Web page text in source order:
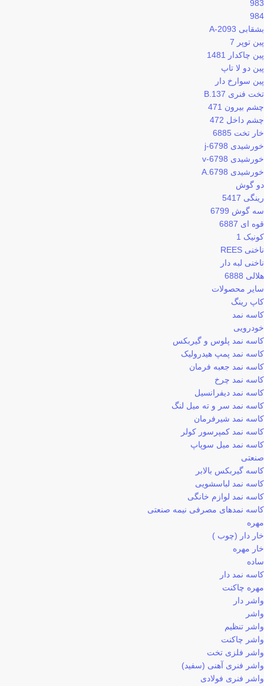
983
984
بشقابی 2093-A
پین توپر 7
پین چاکدار 1481
پین دو لا تاپ
پین سوارخ دار
تخت فنری 137.B
چشم بیرون 471
چشم داخل 472
خار تخت 6885
خورشیدی 6798-j
خورشیدی 6798-v
خورشیدی 6798.A
دو گوش
رینگی 5417
سه گوش 6799
قوه ای 6887
کونیک 1
ناخنی REES
ناخنی لبه دار
هلالی 6888
سایر محصولات
کاپ رینگ
کاسه نمد
خودرویی
کاسه نمد پلوس و گیربکس
کاسه نمد پمپ هیدرولیک
کاسه نمد جعبه فرمان
کاسه نمد چرخ
کاسه نمد دیفرانسیل
کاسه نمد سر و ته میل لنگ
کاسه نمد شیرفرمان
کاسه نمد کمپرسور کولر
کاسه نمد میل سوپاپ
صنعتی
کاسه گیربکس بالابر
کاسه نمد لباسشویی
کاسه نمد لوازم خانگی
کاسه نمدهای مصرفی نیمه صنعتی
مهره
خار دار (چوب )
خار مهره
ساده
کاسه نمد دار
مهره چاکنت
واشر دار
واشر
واشر تنظیم
واشر چاکنت
واشر فلزی تخت
واشر فنری آهنی (سفید)
واشر فنری فولادی